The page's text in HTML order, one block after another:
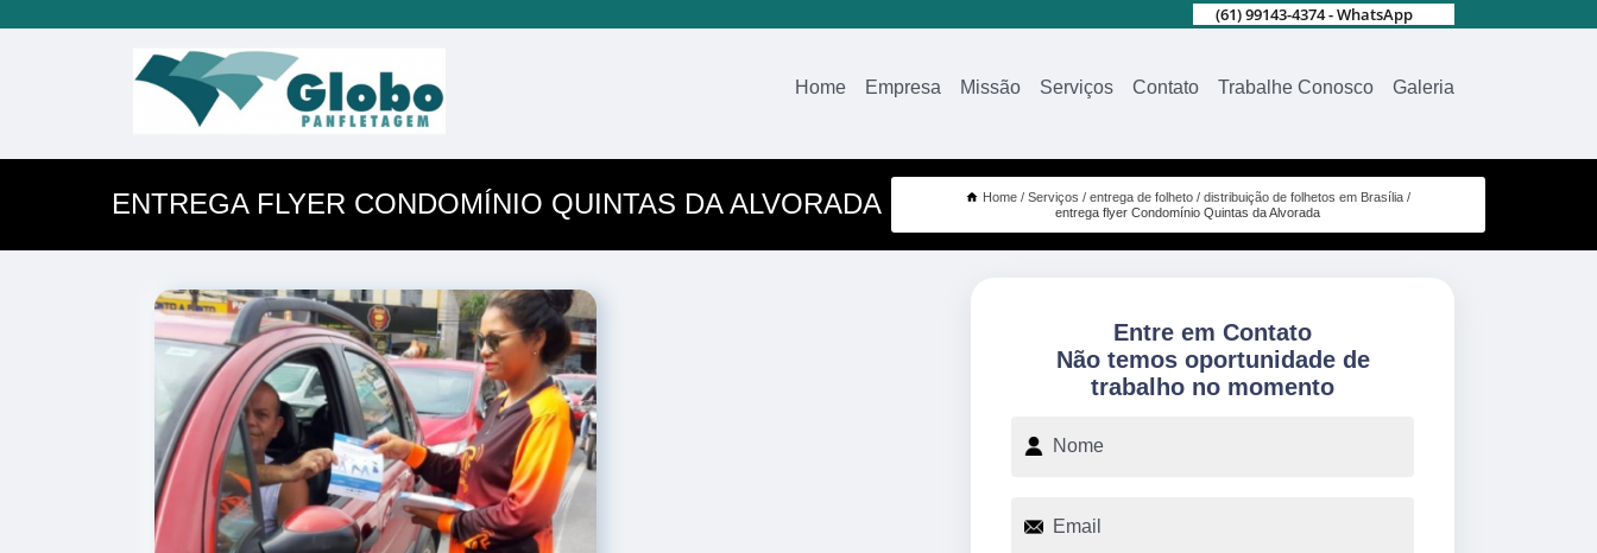
(61) 99143-4374 - WhatsApp
Home Empresa Missão Serviços Contato Trabalhe Conosco Galeria
ENTREGA FLYER CONDOMÍNIO QUINTAS DA ALVORADA Home Serviços entrega de folheto
distribuição de folhetos em Brasília
entrega flyer Condomínio Quintas da Alvorada
Entre em Contato
Não temos oportunidade de
trabalho no momento